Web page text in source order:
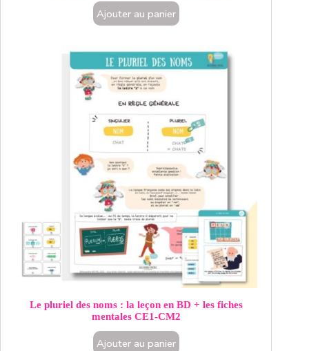
Ajouter au panier
Le pluriel des noms : la leçon en BD + les fiches
mentales CE1-CM2
Ajouter au panier